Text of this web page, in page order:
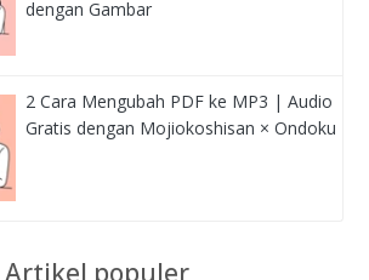
dengan Gambar
2 Cara Mengubah PDF ke MP3 | Audio
Gratis dengan Mojiokoshisan × Ondoku
Artikel populer